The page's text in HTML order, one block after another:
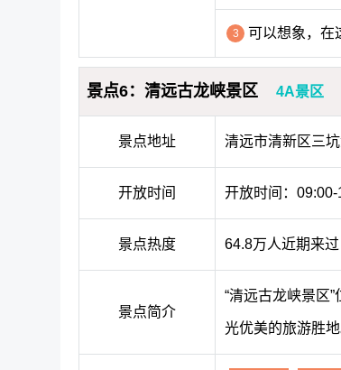
3 可以想象，在
景点6：清远古龙峡景区 4A景区
景点地址 清远市清新区三
开放时间 开放时间：
景点热度 64.8万人近期来过
景点简介
“清远古龙峡景区
光优美的旅游胜地